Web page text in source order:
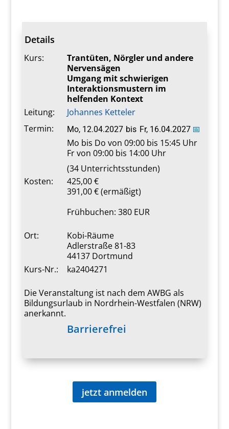
Details
Kurs:
Trantüten, Nörgler und andere
Nervensägen
Umgang mit schwierigen
Interaktionsmustern im
helfenden Kontext
Leitung:
Johannes Ketteler
Termin:
Mo, 12.04.2027 bis Fr, 16.04.2027 📅
Mo bis Do von 09:00 bis 15:45 Uhr
Fr von 09:00 bis 14:00 Uhr
(34 Unterrichtsstunden)
Kosten:
425,00 €
391,00 € (ermäßigt)
Frühbuchen: 380 EUR
Ort:
Kobi-Räume
Adlerstraße 81-83
44137 Dortmund
Kurs-Nr.:
ka2404271
Die Veranstaltung ist nach dem AWBG als
Bildungsurlaub in Nordrhein-Westfalen (NRW)
anerkannt.
Barrierefrei
jetzt anmelden